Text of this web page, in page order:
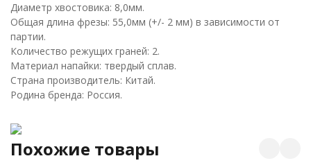
Диаметр хвостовика: 8,0мм.
Общая длина фрезы: 55,0мм (+/- 2 мм) в зависимости от
партии.
Количество режущих граней: 2.
Материал напайки: твердый сплав.
Страна производитель: Китай.
Родина бренда: Россия.
Похожие товары